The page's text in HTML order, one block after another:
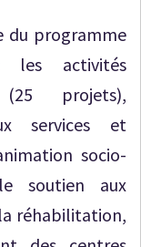
du programme
les activités
projets),
services et
socio-
soutien aux
réhabilitation,